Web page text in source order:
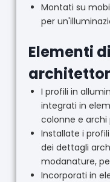
Montati su
per
Elementi
I profili in
integrati in
colonne e archi
Installate i
dei dettagli
modanature,
Incorporati in